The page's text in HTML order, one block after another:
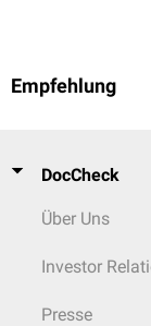
Empfehlung
DocCheck
Über Uns
Investor
Presse